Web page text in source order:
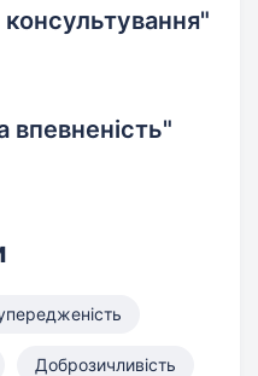
впевненість"
Доброзичливість